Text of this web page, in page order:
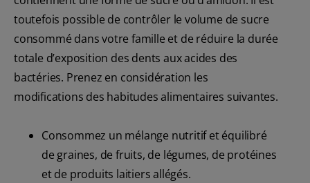
toutefois possible de contrôler le volume de sucre
consommé dans votre famille et de réduire la durée
totale d’exposition des dents aux acides des
bactéries. Prenez en considération les
modifications des habitudes alimentaires suivantes.
Consommez un mélange nutritif et équilibré
de graines, de fruits, de légumes, de protéines
et de produits laitiers allégés.